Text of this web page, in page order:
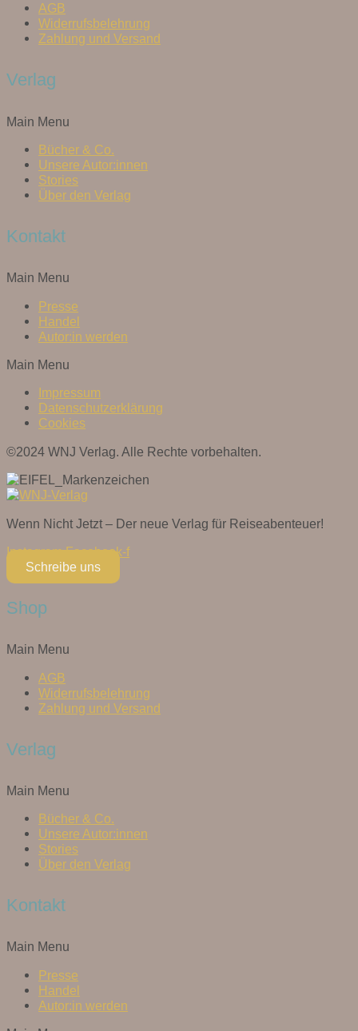
AGB
Widerrufsbelehrung
Zahlung und Versand
Verlag
Main Menu
Bücher & Co.
Unsere Autor:innen
Stories
Über den Verlag
Kontakt
Main Menu
Presse
Handel
Autor:in werden
Main Menu
Impressum
Datenschutzerklärung
Cookies
©2024 WNJ Verlag. Alle Rechte vorbehalten.
Wenn Nicht Jetzt – Der neue Verlag für Reiseabenteuer!
Instagram Facebook-f
Schreibe uns
Shop
Main Menu
AGB
Widerrufsbelehrung
Zahlung und Versand
Verlag
Main Menu
Bücher & Co.
Unsere Autor:innen
Stories
Über den Verlag
Kontakt
Main Menu
Presse
Handel
Autor:in werden